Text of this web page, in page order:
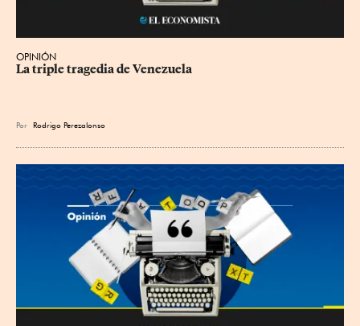
OPINIÓN
La triple tragedia de Venezuela
Por Rodrigo Perezalonso